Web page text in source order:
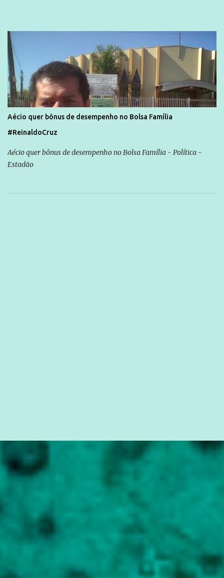
Aécio quer bônus de desempenho no Bolsa Família
#ReinaldoCruz
Aécio quer bônus de desempenho no Bolsa Família - Política -
Estadão